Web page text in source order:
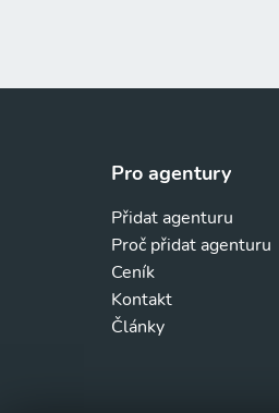
Pro agentury
Přidat agenturu
Proč přidat agenturu
Ceník
Kontakt
Články